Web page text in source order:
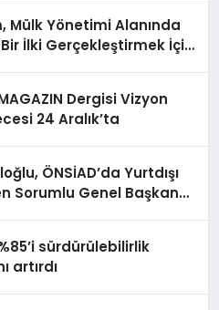
Mülk Yönetimi Alanında
İlki Gerçekleştirmek İçin
MAGAZIN Dergisi Vizyon
24 Aralık’ta
ÖNSİAD’da Yurtdışı
Sorumlu Genel Başkan
sürdürülebilirlik
artırdı